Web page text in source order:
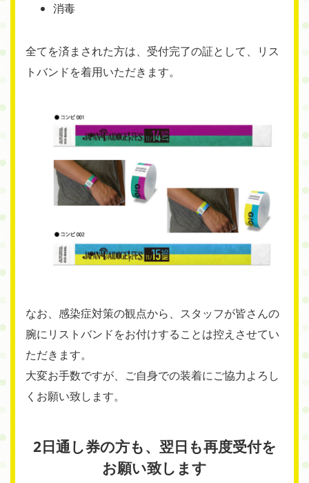
消毒
全てを済まされた方は、受付完了の証として、リス
トバンドを着用いただきます。
なお、感染症対策の観点から、スタッフが皆さんの
腕にリストバンドをお付けすることは控えさせてい
ただきます。
大変お手数ですが、ご自身での装着にご協力よろし
くお願い致します。
2日通し券の方も、翌日も再度受付を
お願い致します